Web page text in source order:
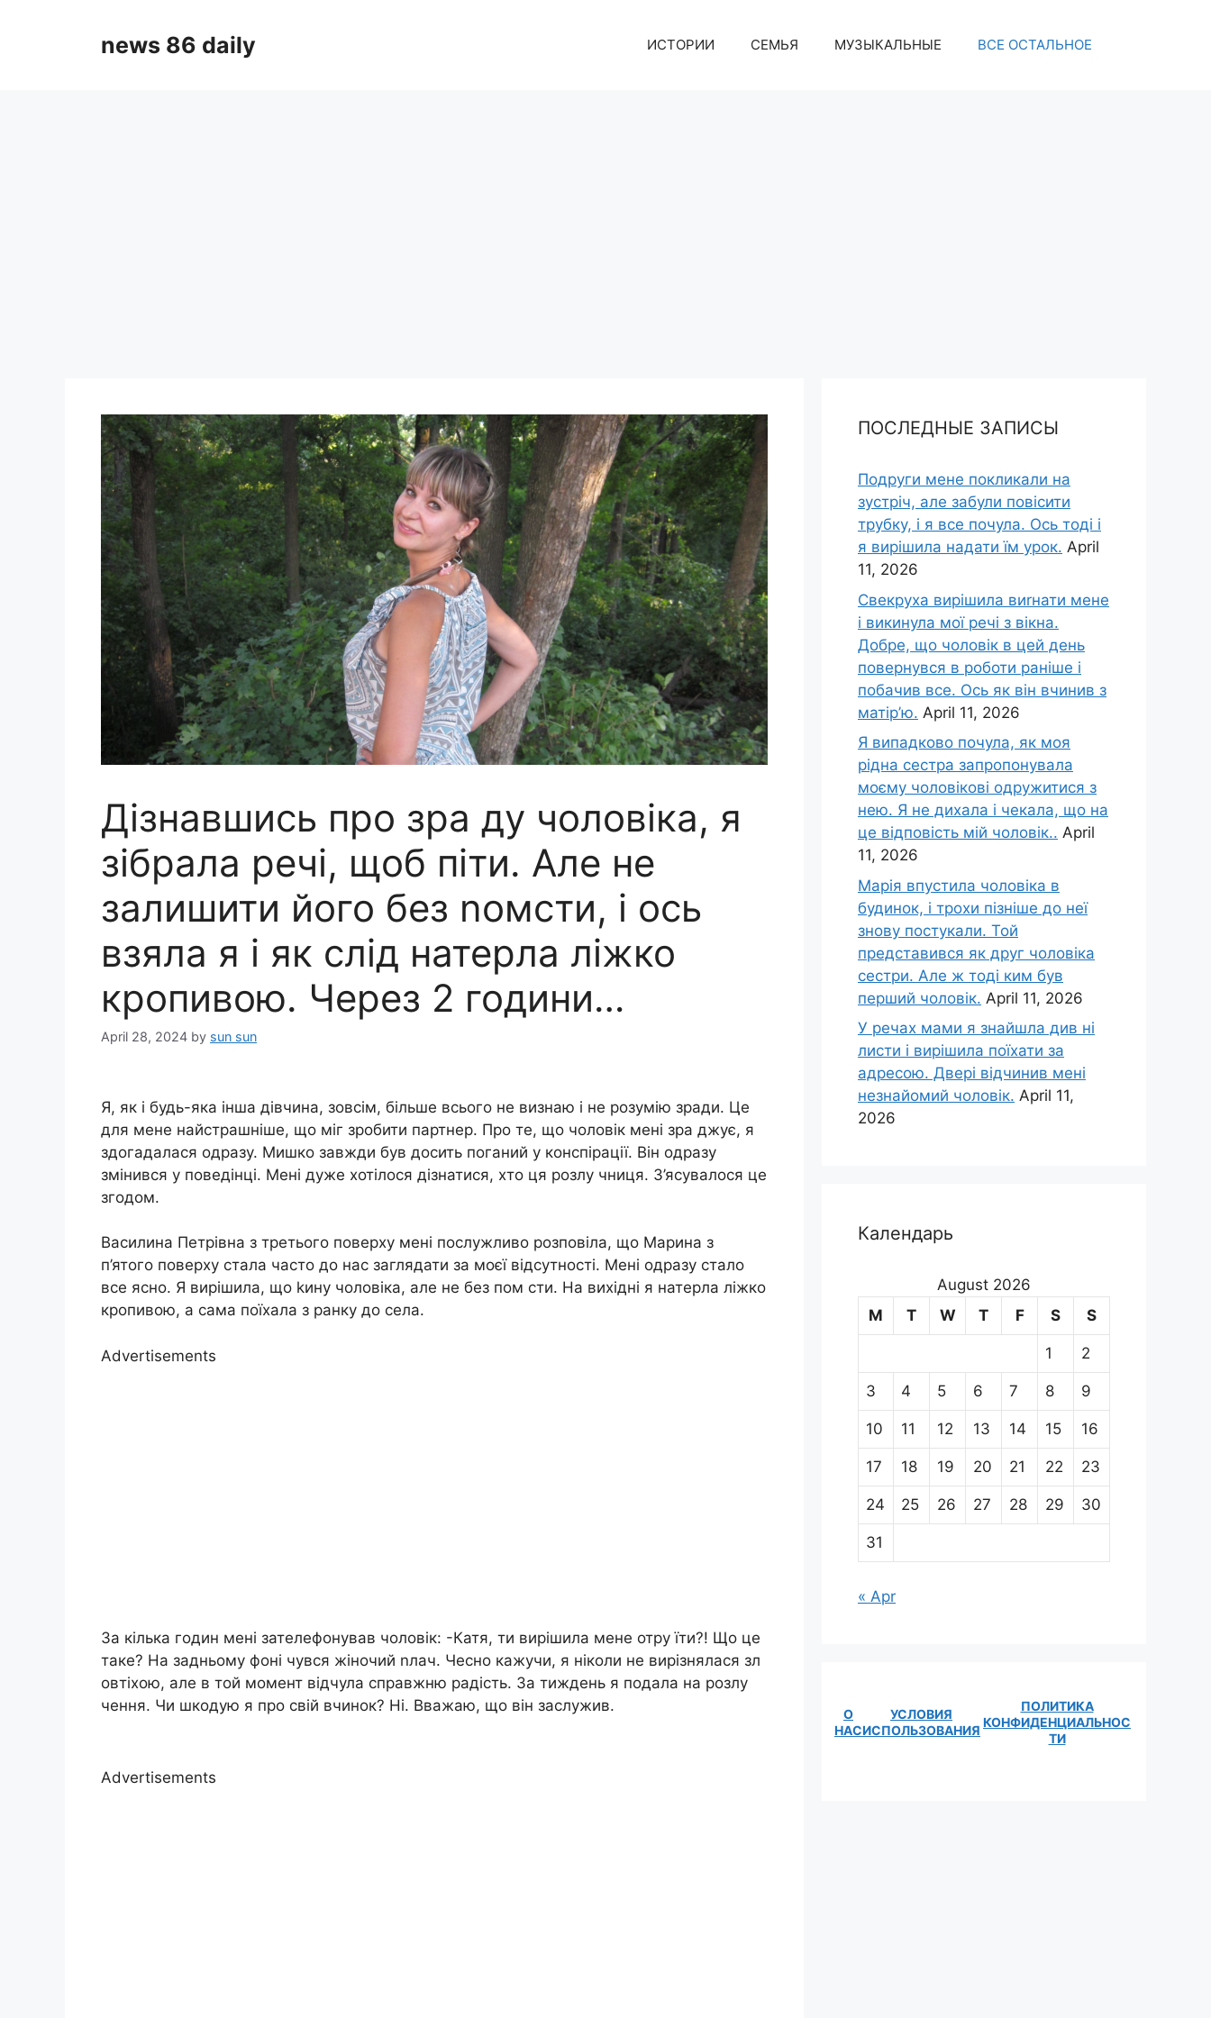
news 86 daily ИСТОРИИ СЕМЬЯ МУЗЫКАЛЬНЫЕ ВСЕ ОСТАЛЬНОЕ
Дізнавшись про зра ду чоловіка, я
зібрала речі, щоб піти. Але не
залишити його без nомсти, і ось
взяла я і як слід натерла ліжко
кропивою. Через 2 години…
April 28, 2024 by sun sun
Я, як і будь-яка інша дівчина, зовсім, більше всього не визнаю і не розумію зради. Це
для мене найстрашніше, що міг зробити партнер. Про те, що чоловік мені зра джує, я
здогадалася одразу. Мишко завжди був досить поганий у конспірації. Він одразу
змінився у поведінці. Мені дуже хотілося дізнатися, хто ця розлу чниця. З’ясувалося це
згодом.
Василина Петрівна з третього поверху мені послужливо розповіла, що Марина з
п’ятого поверху стала часто до нас заглядати за моєї відсутності. Мені одразу стало
все ясно. Я вирішила, що kину чоловіка, але не без пом сти. На вихідні я натерла ліжко
кропивою, а сама поїхала з ранку до села.
Advertisements
За кілька годин мені зателефонував чоловік: -Катя, ти вирішила мене отру їти?! Що це
таке? На задньому фоні чувся жіночий nлач. Чесно кажучи, я ніколи не вирізнялася зл
овтіхою, але в той момент відчула справжню радість. За тиждень я подала на розлу
чення. Чи шкодую я про свій вчинок? Ні. Вважаю, що він заслужив.
Advertisements
ПОСЛЕДНЫЕ ЗАПИСЫ
Подруги мене покликали на
зустріч, але забули повісити
трубку, і я все почула. Ось тоді і
я вирішила надати їм урок. April
11, 2026
Свекруха вирішила виrнати мене
і викинула мої речі з вікна.
Добре, що чоловік в цей день
повернувся в роботи раніше і
побачив все. Ось як він вчинив з
матір’ю. April 11, 2026
Я випадково почула, як моя
рідна сестра запропонувала
моєму чоловікові одружитися з
нею. Я не дихала і чекала, що на
це відповість мій чоловік.. April
11, 2026
Марія впустила чоловіка в
будинок, і трохи пізніше до неї
знову постукали. Той
представився як друг чоловіка
сестри. Але ж тоді ким був
перший чоловік. April 11, 2026
У речах мами я знайшла див ні
листи і вирішила поїхати за
адресою. Двері відчинив мені
незнайомий чоловік. April 11,
2026
Календарь
August 2026
M
T W T F S S
1 2
3 4 5 6 7 8 9
10 11 12 13 14 15 16
17 18 19 20 21 22 23
24 25 26 27 28 29 30
31
« Apr
О
НАС
УСЛОВИЯ
ИСПОЛЬЗОВАНИЯ
ПОЛИТИКА
КОНФИДЕНЦИАЛЬНОС
ТИ